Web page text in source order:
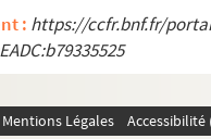
: https://ccfr.bnf.fr/
Mentions Légales